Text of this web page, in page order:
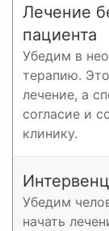
Лечение
пациента
Убедим в
терапию.
лечение, а
согласие и
клинику.
Убедим
начать